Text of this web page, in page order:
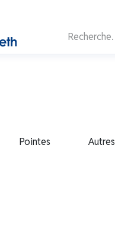
Pointes Autres